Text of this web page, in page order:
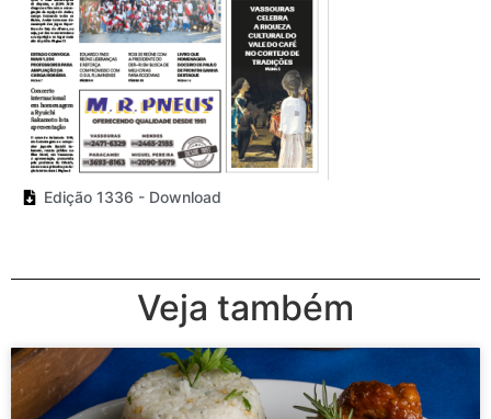
Edição 1336 - Download
Veja também